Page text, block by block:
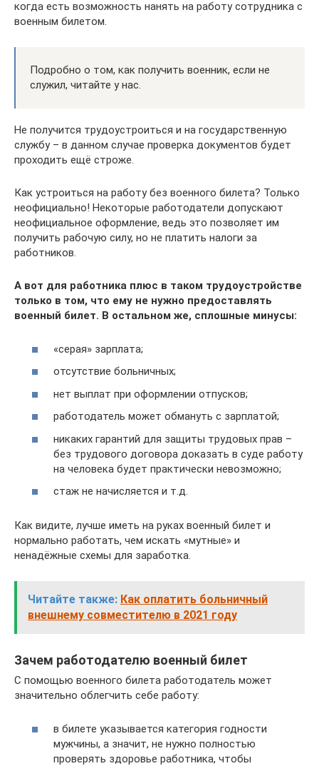
когда есть возможность нанять на работу сотрудника с
военным билетом.
Подробно о том, как получить военник, если не
служил, читайте у нас.
Не получится трудоустроиться и на государственную
службу – в данном случае проверка документов будет
проходить ещё строже.
Как устроиться на работу без военного билета? Только
неофициально! Некоторые работодатели допускают
неофициальное оформление, ведь это позволяет им
получить рабочую силу, но не платить налоги за
работников.
А вот для работника плюс в таком трудоустройстве
только в том, что ему не нужно предоставлять
военный билет. В остальном же, сплошные минусы:
«серая» зарплата;
отсутствие больничных;
нет выплат при оформлении отпусков;
работодатель может обмануть с зарплатой;
никаких гарантий для защиты трудовых прав –
без трудового договора доказать в суде работу
на человека будет практически невозможно;
стаж не начисляется и т.д.
Как видите, лучше иметь на руках военный билет и
нормально работать, чем искать «мутные» и
ненадёжные схемы для заработка.
Читайте также: Как оплатить больничный
внешнему совместителю в 2021 году
Зачем работодателю военный билет
С помощью военного билета работодатель может
значительно облегчить себе работу:
в билете указывается категория годности
мужчины, а значит, не нужно полностью
проверять здоровье работника, чтобы